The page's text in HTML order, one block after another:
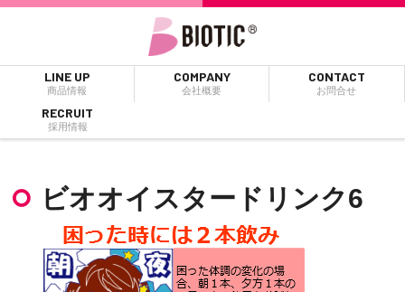
LINE UP
商品情報
COMPANY
会社概要
CONTACT
お問合せ
RECRUIT
採用情報
ビオオイスタードリンク6